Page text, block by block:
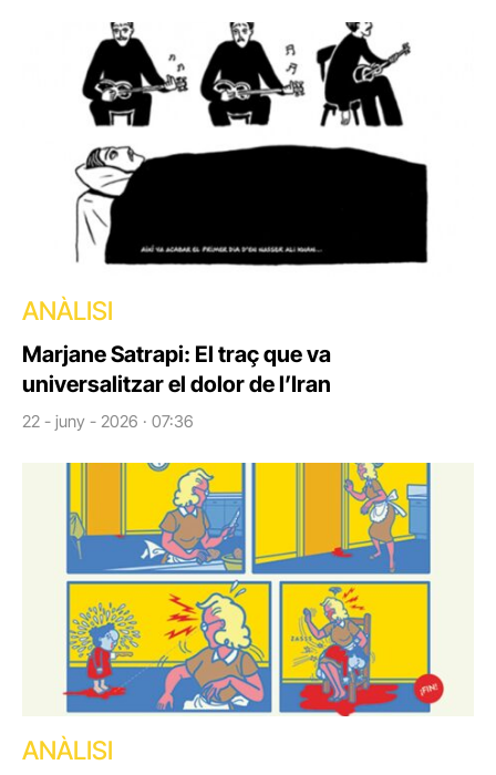
ANÀLISI
Marjane Satrapi: El traç que va
universalitzar el dolor de l’Iran
22 - juny - 2026 · 07:36
ANÀLISI